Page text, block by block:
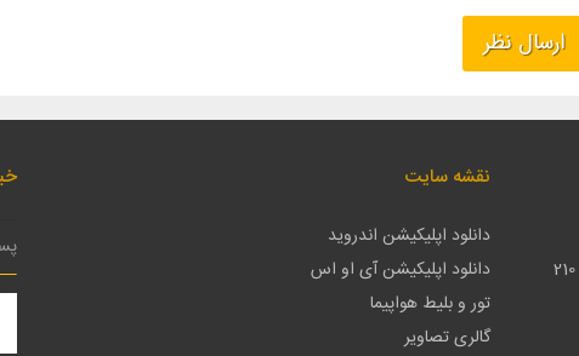
نقشه سایت
دانلود اپلیکیشن اندروید
دانلود اپلیکیشن آی او اس
تور و بلیط هواپیما
گالری تصاویر